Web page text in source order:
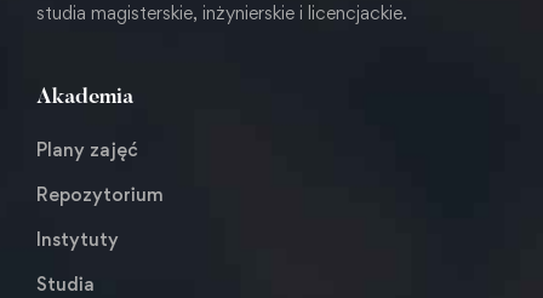
studia magisterskie, inżynierskie i licencjackie.
Akademia
Plany zajęć
Repozytorium
Instytuty
Studia